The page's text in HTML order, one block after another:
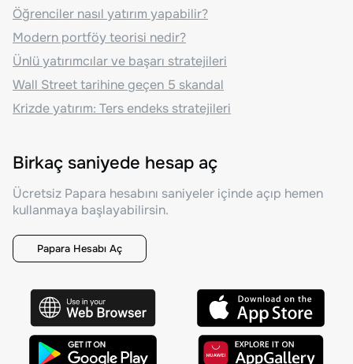
Öğrenciler nasıl yatırım yapabilir?
Modern portföy teorisi nedir?
Ünlü yatırımcılar ve başarı stratejileri
Wall Street tarihine geçen 5 skandal
Krizde yatırım: Ters endeks stratejileri
Birkaç saniyede hesap aç
Ücretsiz Papara hesabını saniyeler içinde açıp hemen
kullanmaya başlayabilirsin.
Papara Hesabı Aç